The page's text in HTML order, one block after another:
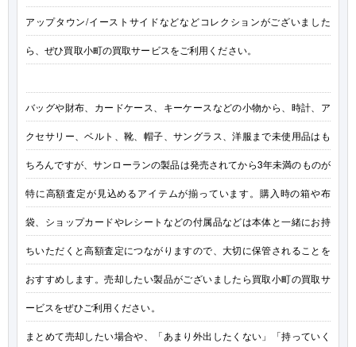
アップタウン/イーストサイドなどなどコレクションがございました
ら、ぜひ買取小町の買取サービスをご利用ください。
バッグや財布、カードケース、キーケースなどの小物から、時計、ア
クセサリー、ベルト、靴、帽子、サングラス、洋服まで未使用品はも
ちろんですが、サンローランの製品は発売されてから3年未満のものが
特に高額査定が見込めるアイテムが揃っています。購入時の箱や布
袋、ショップカードやレシートなどの付属品などは本体と一緒にお持
ちいただくと高額査定につながりますので、大切に保管されることを
おすすめします。売却したい製品がございましたら買取小町の買取サ
ービスをぜひご利用ください。
まとめて売却したい場合や、「あまり外出したくない」「持っていく